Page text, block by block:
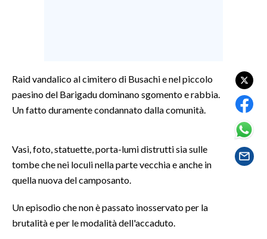
ALTRI SPORT
SPETTACOLI
SALUTE
Raid vandalico al cimitero di Busachi e nel piccolo
paesino del Barigadu dominano sgomento e rabbia.
Un fatto duramente condannato dalla comunità.
Vasi, foto, statuette, porta-lumi distrutti sia sulle
tombe che nei loculi nella parte vecchia e anche in
quella nuova del camposanto.
Un episodio che non è passato inosservato per la
brutalità e per le modalità dell'accaduto.